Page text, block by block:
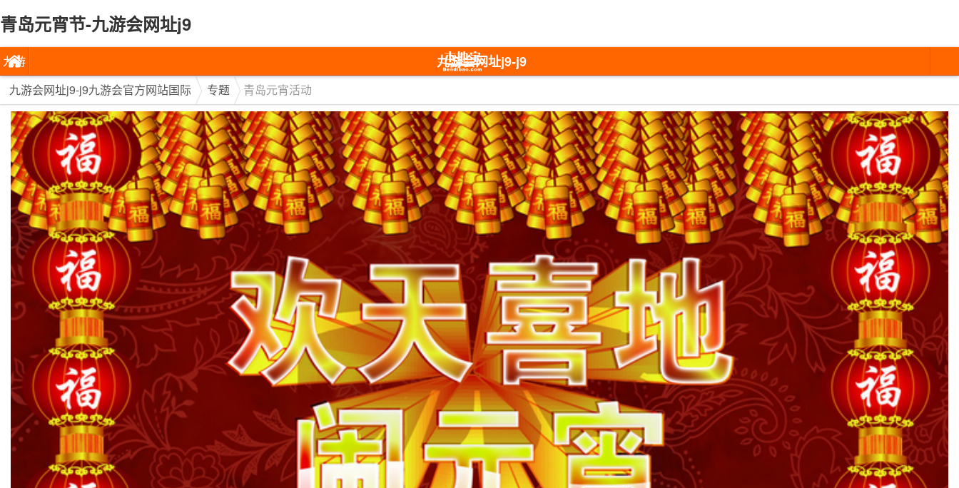
青岛元宵节-九游会网址j9
九游
会网
址j9-
j9九
游会
官方
网站
国际
九游会网址j9-j9
国际
九游会网址j9-j9九游会官方网站国际 专题 青岛元宵活动